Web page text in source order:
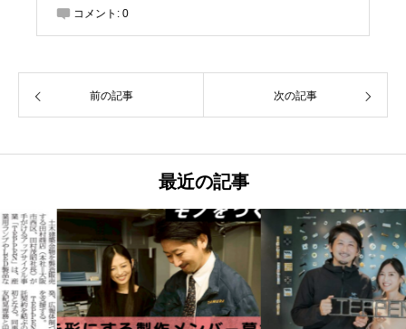
コメント: 0
前の記事 次の記事
最近の記事